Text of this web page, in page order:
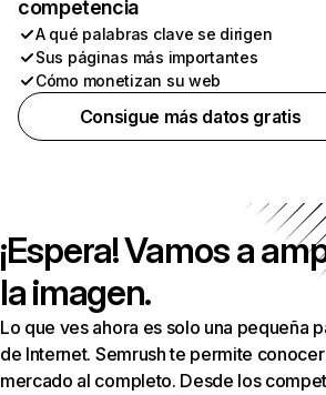
competencia
A qué palabras clave se dirigen
Sus páginas más importantes
Cómo monetizan su web
Consigue más datos gratis
¡Espera! Vamos a
la imagen.
Lo que ves ahora es solo una pequeña
de Internet. Semrush te permite
mercado al completo. Desde los